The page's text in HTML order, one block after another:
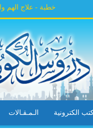
خطبة - علاج الهم والحزن
الكترونية الـمـقـالات